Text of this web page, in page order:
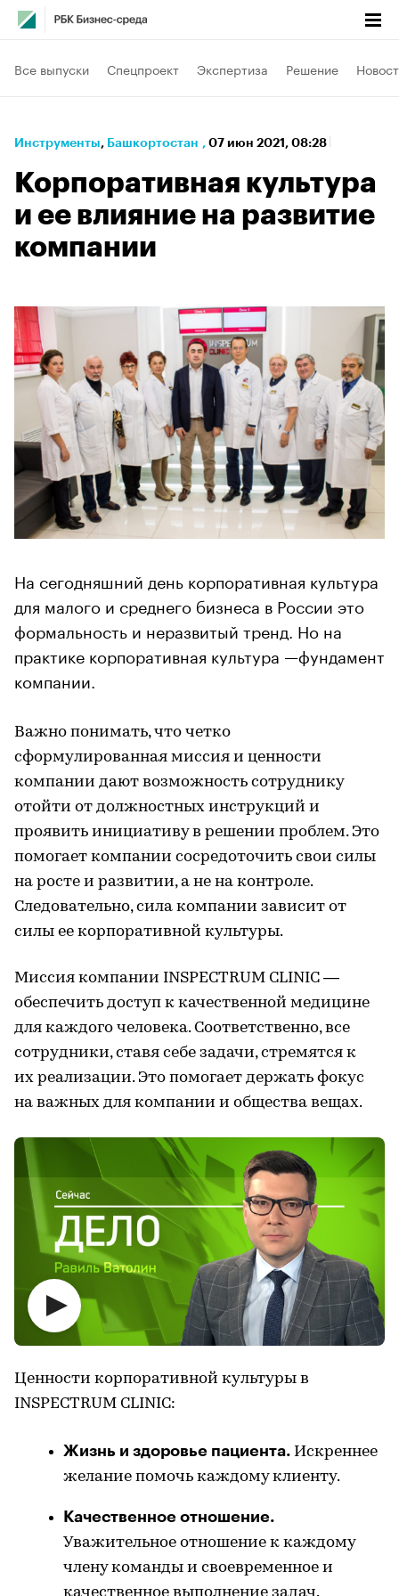
Все выпуски Спецпроект Экспертиза Решение
Инструменты⁠, Башкортостан , 07 июн 2021, 08:28
Корпоративная культура
и ее влияние на развитие
компании
На сегодняшний день корпоративная культура
для малого и среднего бизнеса в России это
формальность и неразвитый тренд. Но на
практике корпоративная культура —фундамент
компании.
Важно понимать, что четко
сформулированная миссия и ценности
компании дают возможность сотруднику
отойти от должностных инструкций и
проявить инициативу в решении проблем. Это
помогает компании сосредоточить свои силы
на росте и развитии, а не на контроле.
Следовательно, сила компании зависит от
силы ее корпоративной культуры.
Миссия компании INSPECTRUM CLINIC —
обеспечить доступ к качественной медицине
для каждого человека. Соответственно, все
сотрудники, ставя себе задачи, стремятся к
их реализации. Это помогает держать фокус
на важных для компании и общества вещах.
Ценности корпоративной культуры в
INSPECTRUM CLINIC:
Жизнь и здоровье пациента. Искреннее
желание помочь каждому клиенту.
Качественное отношение.
Уважительное отношение к каждому
члену команды и своевременное и
качественное выполнение задач.